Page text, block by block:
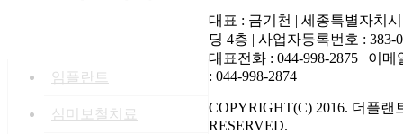
임플란트
심미보철치료
대표 : 금기천 | 세종특별자치
딩 4층 | 사업자등록번호 : 383-
대표전화 : 044-998-2875 | 이메
: 044-998-2874
COPYRIGHT(C) 2016. 더플
RESERVED.